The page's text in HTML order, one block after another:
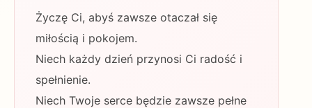
Życzę Ci, abyś zawsze otaczał się
miłością i pokojem.
Niech każdy dzień przynosi Ci radość i
spełnienie.
Niech Twoje serce będzie zawsze pełne